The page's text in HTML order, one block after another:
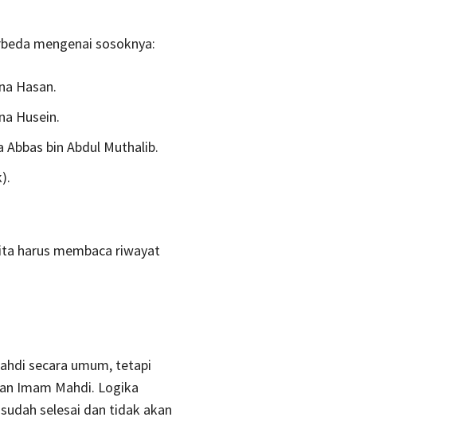
mengenai sosoknya:
Hasan.
Husein.
bin Abdul Muthalib.
harus membaca riwayat
secara umum, tetapi
Imam Mahdi. Logika
selesai dan tidak akan